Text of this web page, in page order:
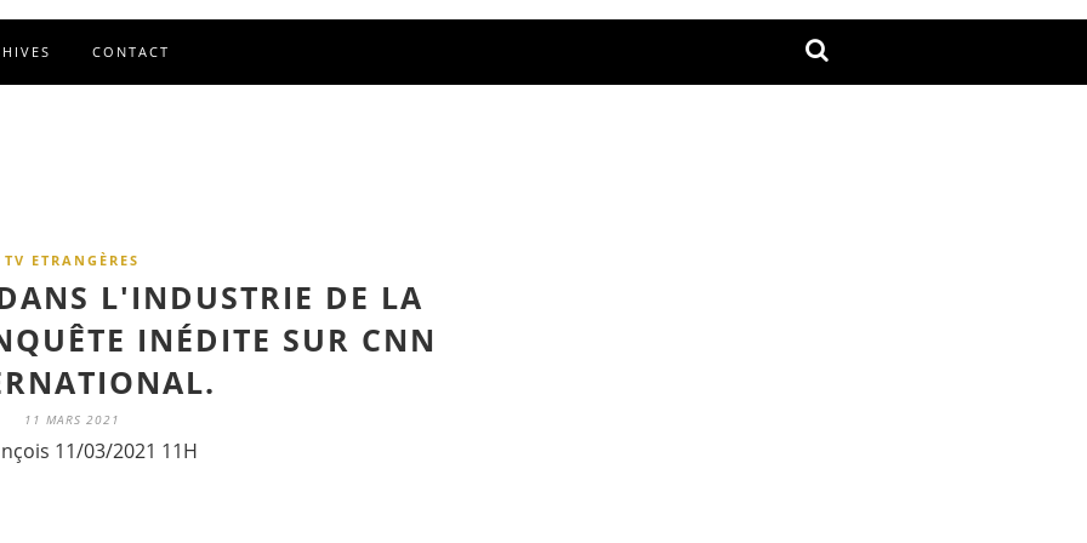
CONTACT
TV ETRANGÈRES
L'INDUSTRIE DE LA
INÉDITE SUR CNN
11 MARS 2021
11/03/2021 11H